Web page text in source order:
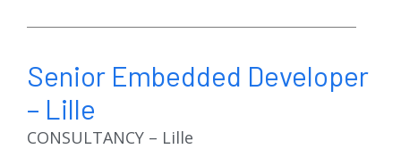
Senior Embedded Developer
– Lille
CONSULTANCY – Lille